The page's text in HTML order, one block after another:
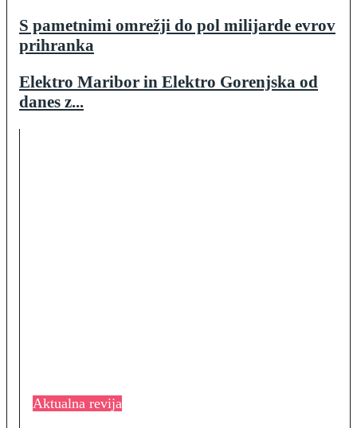
S pametnimi omrežji do pol milijarde evrov
prihranka
Elektro Maribor in Elektro Gorenjska od
danes z...
Aktualna revija